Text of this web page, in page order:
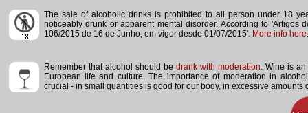
The sale of alcoholic drinks is prohibited to all person under 18
noticeably drunk or apparent mental disorder. According to 'Artigos
106/2015 de 16 de Junho, em vigor desde 01/07/2015'. More info here.
Remember that alcohol should be drank with moderation. Wine is
European life and culture. The importance of moderation in
crucial - in small quantities is good for our body, in excessive amounts